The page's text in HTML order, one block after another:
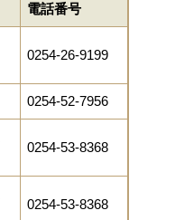
電話番号
0254-26-9199
0254-52-7956
0254-53-8368
0254-53-8368